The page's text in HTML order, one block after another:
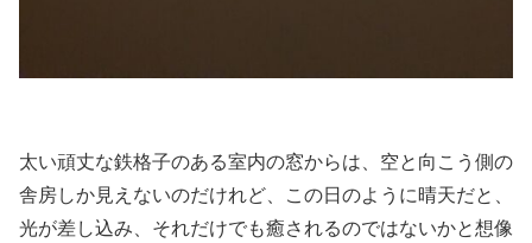
太い頑丈な鉄格子のある室内の窓からは、空と向こう側の
舎房しか見えないのだけれど、この日のように晴天だと、
光が差し込み、それだけでも癒されるのではないかと想像